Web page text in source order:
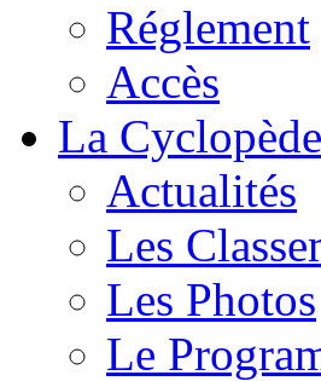
Réglement
Accès
La Cyclopède
Actualités
Les
Les Photos
Le